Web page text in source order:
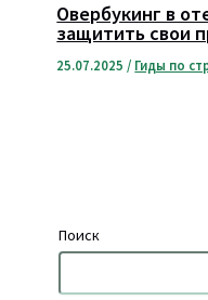
Овербукинг в
защитить свои
25.07.2025 / Гиды по
Поиск